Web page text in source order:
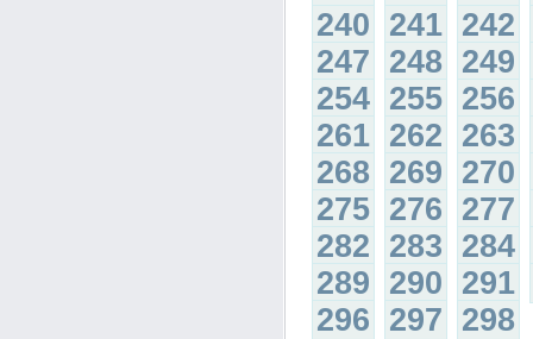
240 241 242
247 248 249
254 255 256
261 262 263
268 269 270
275 276 277
282 283 284
289 290 291
296 297 298